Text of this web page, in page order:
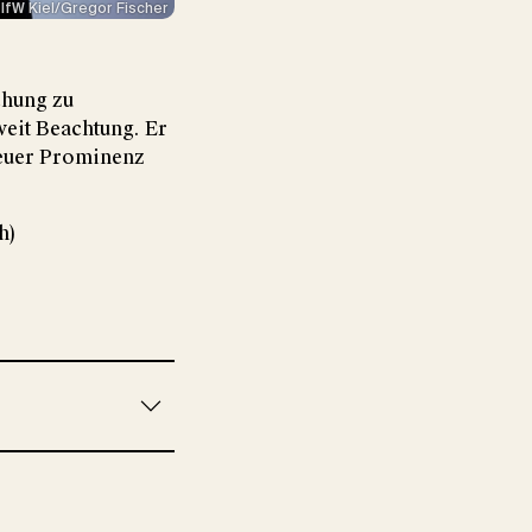
IfW Kiel/Gregor Fischer
zu
Beachtung. Er
Prominenz